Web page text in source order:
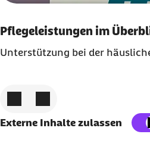
Pflegeleistungen im
Unterstützung bei der
Externe Inhalte zulassen